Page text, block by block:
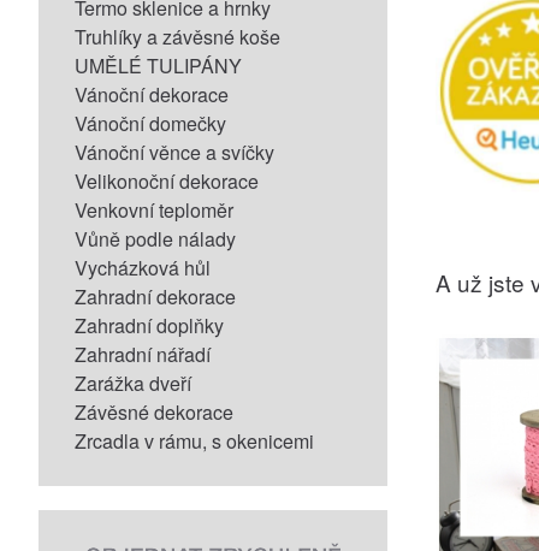
Termo sklenice a hrnky
Truhlíky a závěsné koše
UMĚLÉ TULIPÁNY
Vánoční dekorace
Vánoční domečky
Vánoční věnce a svíčky
Velikonoční dekorace
Venkovní teploměr
Vůně podle nálady
Vycházková hůl
Zahradní dekorace
Zahradní doplňky
Zahradní nářadí
Zarážka dveří
Závěsné dekorace
Zrcadla v rámu, s okenicemi
A už jste